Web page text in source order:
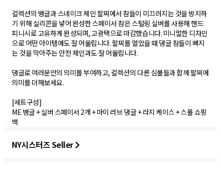
컬렉션의 뱅글과 스네이크 체인 팔찌에서 참들이 미끄러지는 것을 방지하
기 위해 실리콘을 넣어 완성한 스페이서 참은 스털링 실버를 사용해 핸드
피니시로 고유하게 완성되며, 고광택으로 마감했습니다. 미니멀한 디자인
으로 어떤 아이템에도 잘 어울립니다. 팔찌를 열었을 때 댕글 참들이 빠지
는 것을 막아주는 안전 체인과도 잘 어울립니다.
댕글로 여러분만의 의미를 부여하고, 컬렉션의 다른 심볼들과 함께 팔찌에
의미를 더해보세요.
[세트구성]
ME 뱅글 + 실버 스페이서 2개 + 마이 러브 댕글 + 라지 케이스 + 스몰 쇼핑
백
NY시스터즈 Seller